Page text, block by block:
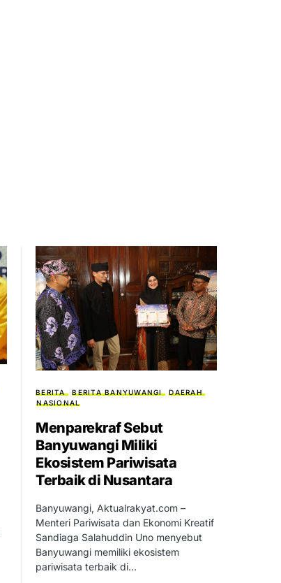
BERITA BERITA BANYUWANGI
DAERAH
NASIONAL
Menparekraf Sebut
Banyuwangi Miliki
Ekosistem Pariwisata
Terbaik di Nusantara
Banyuwangi, Aktualrakyat.com –
Menteri Pariwisata dan Ekonomi Kreatif
Sandiaga Salahuddin Uno menyebut
Banyuwangi memiliki ekosistem
pariwisata terbaik di…